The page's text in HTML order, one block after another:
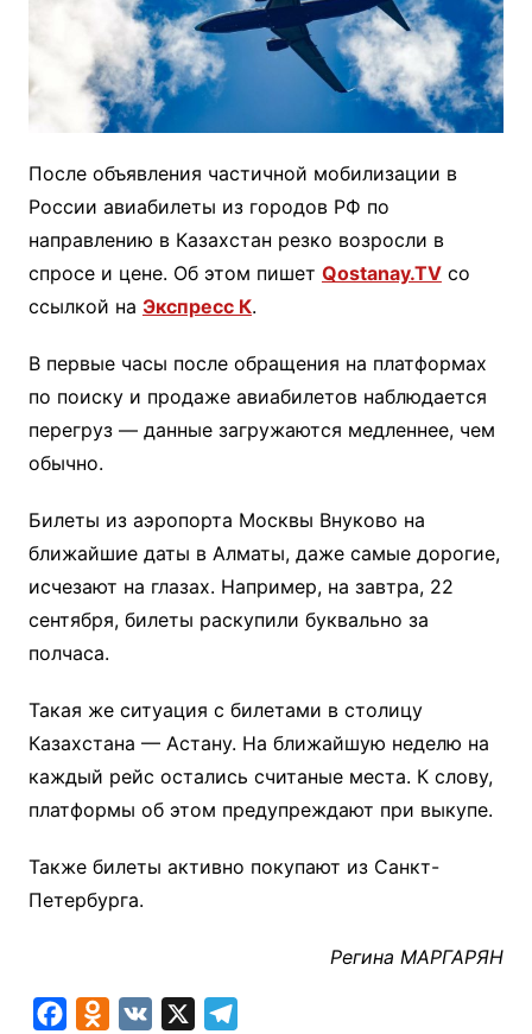
После объявления частичной мобилизации в
России авиабилеты из городов РФ по
направлению в Казахстан резко возросли в
спросе и цене. Об этом пишет Qostanay.TVсо
ссылкой на Экспресс К.
В первые часы после обращения на платформах
по поиску и продаже авиабилетов наблюдается
перегруз — данные загружаются медленнее, чем
обычно.
Билеты из аэропорта Москвы Внуково на
ближайшие даты в Алматы, даже самые дорогие,
исчезают на глазах. Например, на завтра, 22
сентября, билеты раскупили буквально за
полчаса.
Такая же ситуация с билетами в столицу
Казахстана — Астану. На ближайшую неделю на
каждый рейс остались считаные места. К слову,
платформы об этом предупреждают при выкупе.
Также билеты активно покупают из Санкт-
Петербурга.
Регина МАРГАРЯН